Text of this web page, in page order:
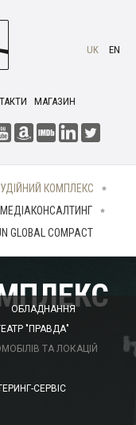
МАГАЗИН
UK EN
КОМПЛЕКС
МЕДІАКОНСАЛТИНГ
GLOBAL COMPACT
ОБЛАДНАННЯ
"ПРАВДА"
ТА ЛОКАЦІЙ
СЕРВІС